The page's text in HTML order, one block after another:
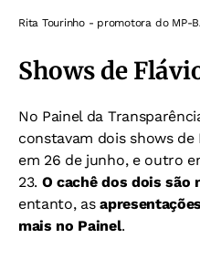
Rita Tourinho - promotora do MP-
Shows de
No Painel da
constavam dois shows de
em 26 de junho, e outro
23. O cachê dos dois são
entanto, as
mais no Painel.